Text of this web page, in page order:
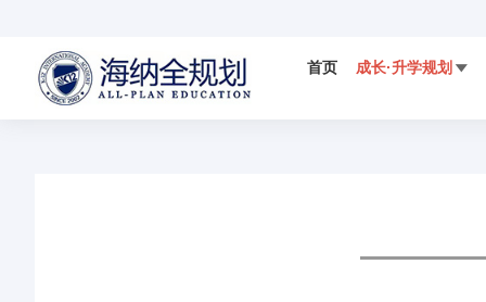
首页 成长·升学规划 